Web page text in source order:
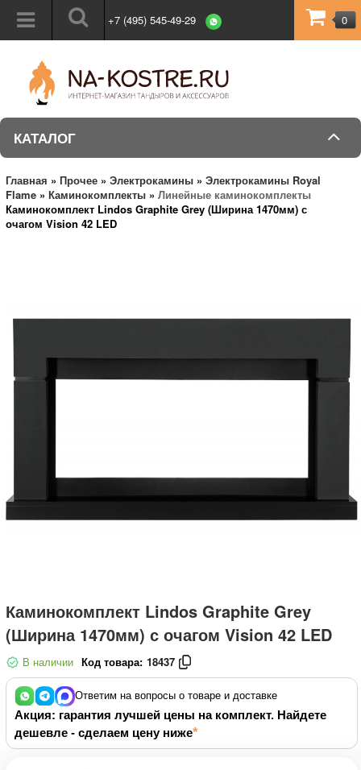
+7 (495) 545-49-29 0
КАТАЛОГ
Главная » Прочее » Электрокамины » Электрокамины Royal
Flame » Каминокомплекты » Линейные каминокомплекты
Каминокомплект Lindos Graphite Grey (Ширина 1470мм) с
очагом Vision 42 LED
Каминокомплект Lindos Graphite Grey
(Ширина 1470мм) с очагом Vision 42 LED
В наличии Код товара: 18437
Ответим на вопросы о товаре и доставке
Акция: гарантия лучшей цены на комплект. Найдете
дешевле - сделаем цену ниже